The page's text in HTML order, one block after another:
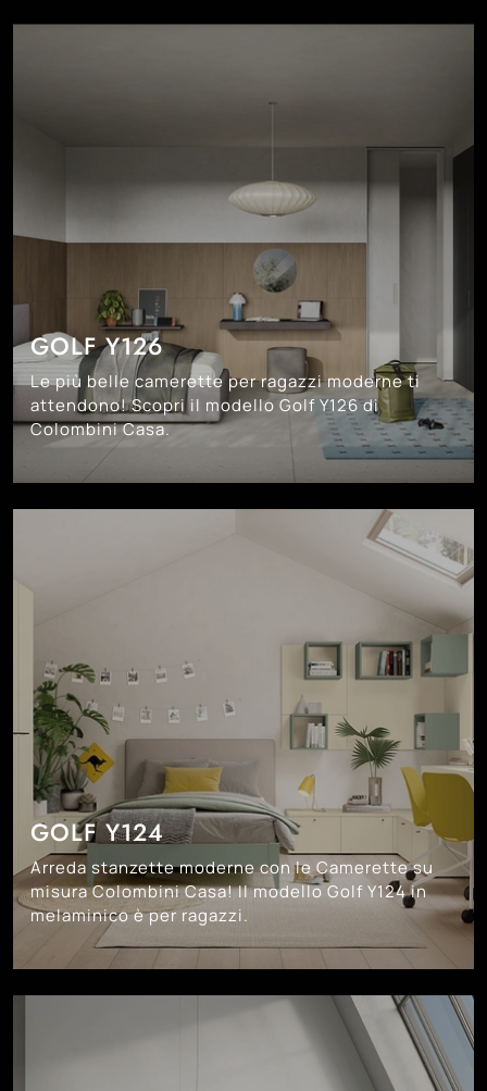
GOLF Y126
Le più belle camerette per ragazzi moderne ti
attendono! Scopri il modello Golf Y126 di
Colombini Casa.
GOLF Y124
Arreda stanzette moderne con le Camerette su
misura Colombini Casa! Il modello Golf Y124 in
melaminico è per ragazzi.